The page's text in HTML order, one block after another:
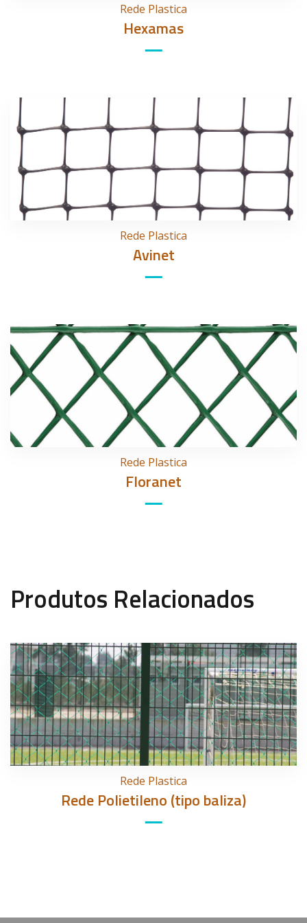
Rede Plastica
Hexamas
Rede Plastica
Avinet
Rede Plastica
Floranet
Produtos Relacionados
Rede Plastica
Rede Polietileno (tipo baliza)